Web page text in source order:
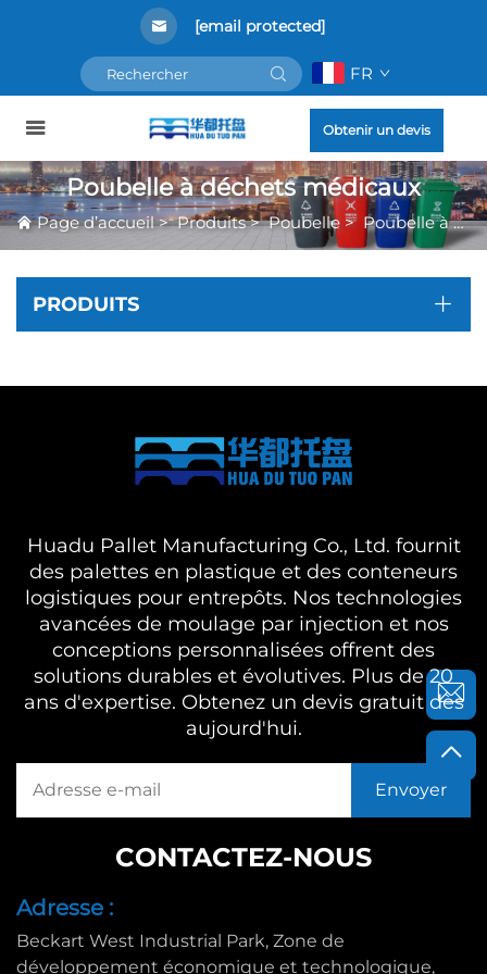
[email protected]
FR
Obtenir un devis
Poubelle à déchets médicaux
Page d’accueil>Produits>Poubelle > Poubelle à déchets médicaux
PRODUITS
Huadu Pallet Manufacturing Co., Ltd. fournit
des palettes en plastique et des conteneurs
logistiques pour entrepôts. Nos technologies
avancées de moulage par injection et nos
conceptions personnalisées offrent des
solutions durables et évolutives. Plus de 20
ans d'expertise. Obtenez un devis gratuit dès
aujourd'hui.
CONTACTEZ-NOUS
Adresse :
Beckart West Industrial Park, Zone de
développement économique et technologique,